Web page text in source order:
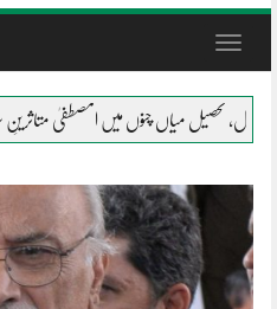
Toggle
سیلاب کے شانہ بشانہ جلال پور